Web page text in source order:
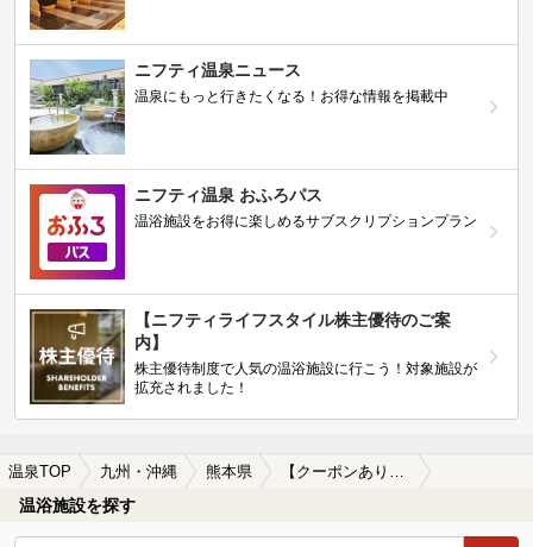
ニフティ温泉ニュース
温泉にもっと行きたくなる！お得な情報を掲載中
ニフティ温泉 おふろパス
温浴施設をお得に楽しめるサブスクリプションプラン
【ニフティライフスタイル株主優待のご案
内】
株主優待制度で人気の温浴施設に行こう！対象施設が
拡充されました！
温泉TOP 九州・沖縄 熊本県 【クーポンあり】南阿蘇鉄道周辺の温泉、日帰り温泉、スーパー銭湯を探す
温浴施設を探す